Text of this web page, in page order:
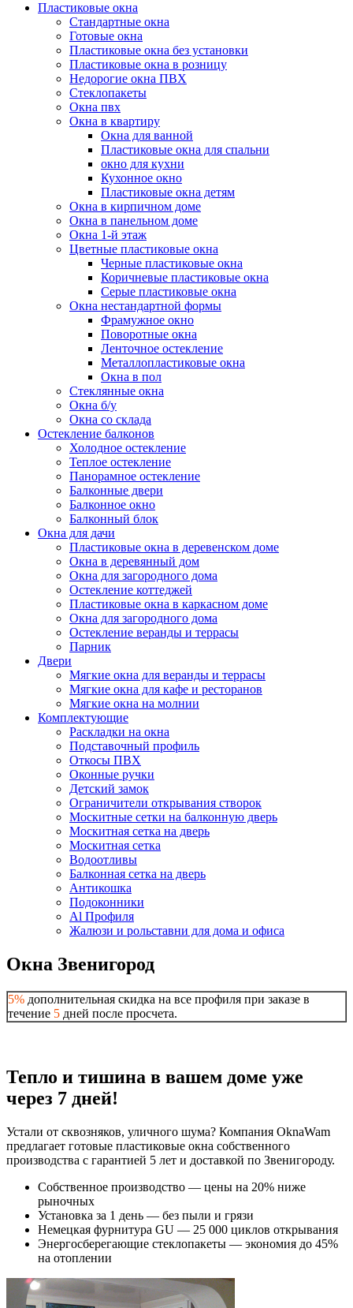
Пластиковые окна
Стандартные окна
Готовые окна
Пластиковые окна без установки
Пластиковые окна в розницу
Недорогие окна ПВХ
Стеклопакеты
Окна пвх
Окна в квартиру
Окна для ванной
Пластиковые окна для спальни
окно для кухни
Кухонное окно
Пластиковые окна детям
Окна в кирпичном доме
Окна в панельном доме
Окна 1-й этаж
Цветные пластиковые окна
Черные пластиковые окна
Коричневые пластиковые окна
Серые пластиковые окна
Окна нестандартной формы
Фрамужное окно
Поворотные окна
Ленточное остекление
Металлопластиковые окна
Окна в пол
Стеклянные окна
Окна б/у
Окна со склада
Остекление балконов
Холодное остекление
Теплое остекление
Панорамное остекление
Балконные двери
Балконное окно
Балконный блок
Окна для дачи
Пластиковые окна в деревенском доме
Окна в деревянный дом
Окна для загородного дома
Остекление коттеджей
Пластиковые окна в каркасном доме
Окна для загородного дома
Остекление веранды и террасы
Парник
Двери
Мягкие окна для веранды и террасы
Мягкие окна для кафе и ресторанов
Мягкие окна на молнии
Комплектующие
Раскладки на окна
Подставочный профиль
Откосы ПВХ
Оконные ручки
Детский замок
Ограничители открывания створок
Москитные сетки на балконную дверь
Москитная сетка на дверь
Москитная сетка
Водоотливы
Балконная сетка на дверь
Антикошка
Подоконники
Аl Профиля
Жалюзи и рольставни для дома и офиса
Окна Звенигород
5% дополнительная скидка на все профиля при заказе в
течение 5 дней после просчета.
Тепло и тишина в вашем доме уже
через 7 дней!
Устали от сквозняков, уличного шума? Компания OknaWam
предлагает готовые пластиковые окна собственного
производства с гарантией 5 лет и доставкой по Звенигороду.
Собственное производство — цены на 20% ниже
рыночных
Установка за 1 день — без пыли и грязи
Немецкая фурнитура GU — 25 000 циклов открывания
Энергосберегающие стеклопакеты — экономия до 45%
на отоплении